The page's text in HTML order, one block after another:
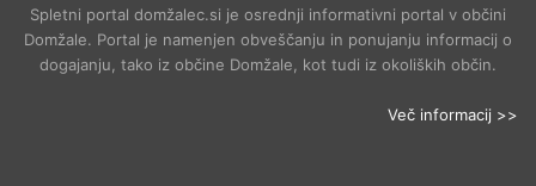
Spletni portal domžalec.si je osrednji informativni portal v občini
Domžale. Portal je namenjen obveščanju in ponujanju informacij o
dogajanju, tako iz občine Domžale, kot tudi iz okoliških občin.
Več informacij >>